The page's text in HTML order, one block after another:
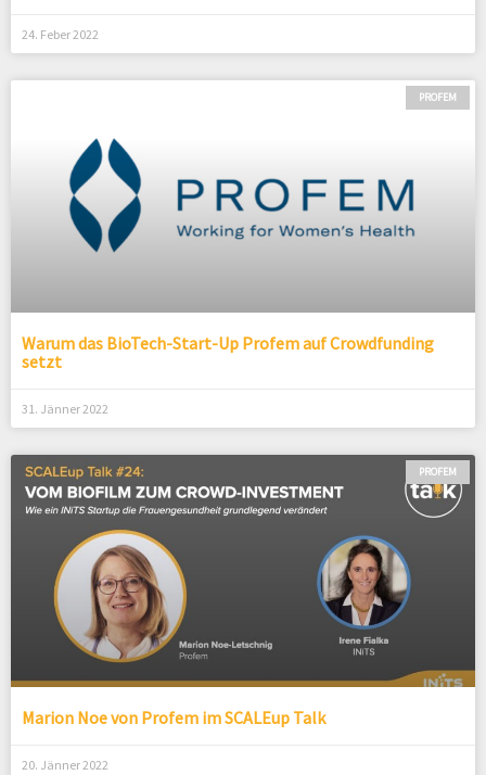
24. Feber 2022
PROFEM
Warum das BioTech-Start-Up Profem auf Crowdfunding
setzt
31. Jänner 2022
PROFEM
Marion Noe von Profem im SCALEup Talk
20. Jänner 2022